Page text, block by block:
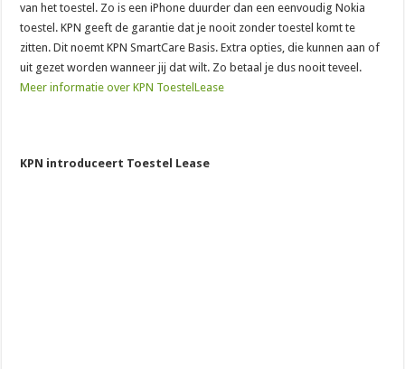
van het toestel. Zo is een iPhone duurder dan een eenvoudig Nokia
toestel. KPN geeft de garantie dat je nooit zonder toestel komt te
zitten. Dit noemt KPN SmartCare Basis. Extra opties, die kunnen aan of
uit gezet worden wanneer jij dat wilt. Zo betaal je dus nooit teveel.
Meer informatie over KPN ToestelLease
KPN introduceert Toestel Lease